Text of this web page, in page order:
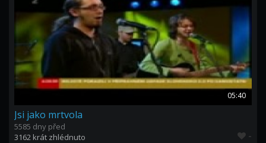
05:40
Jsi jako mrtvola
5585 dny před
3162 krát zhlédnuto
-